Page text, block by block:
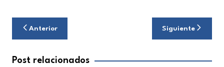
Navegación
de
entradas
Anterior Siguiente
Post relacionados